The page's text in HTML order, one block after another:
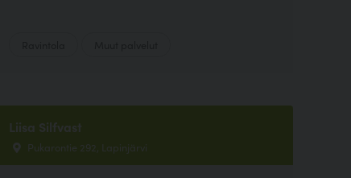
Liisa Silfvast
Pukarontie 292, Lapinjärvi